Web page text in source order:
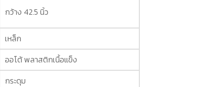
กว้าง 42.5 นิ้ว
เหล็ก
ออโต้ พลาสติกเนื้อแข็ง
กระดุม